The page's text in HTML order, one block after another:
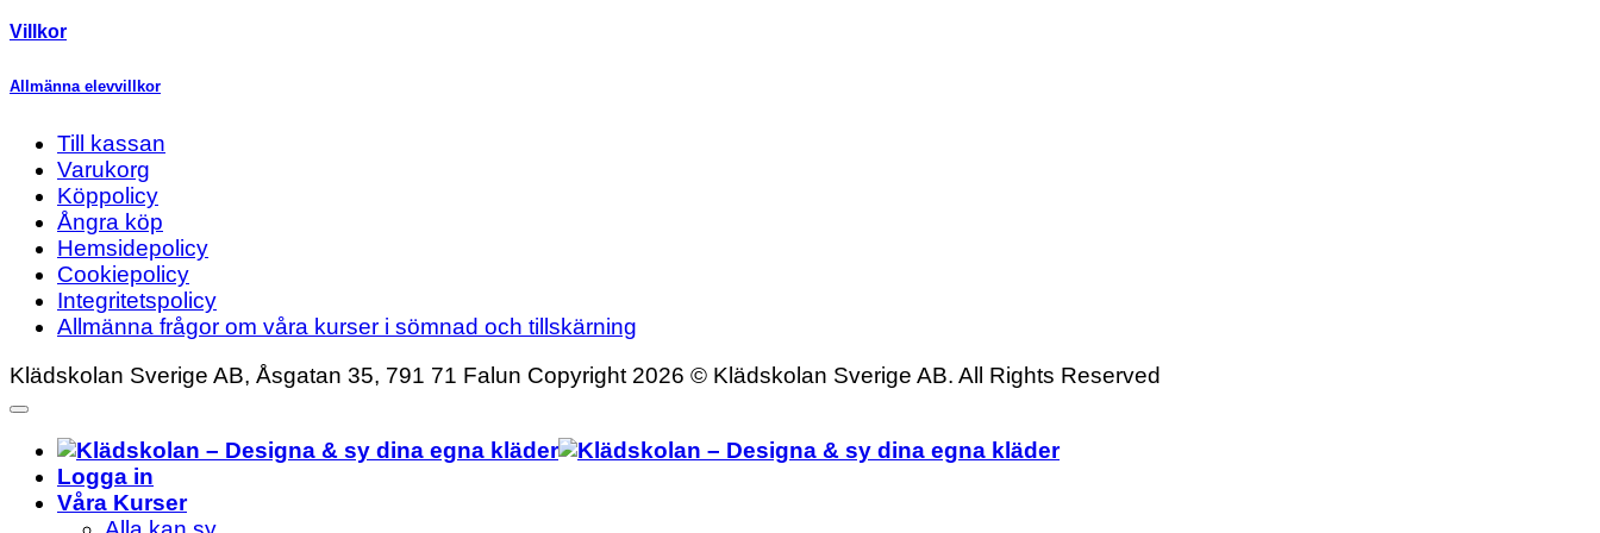
Villkor
Allmänna elevvillkor
Till kassan
Varukorg
Köppolicy
Ångra köp
Hemsidepolicy
Cookiepolicy
Integritetspolicy
Allmänna frågor om våra kurser i sömnad och tillskärning
Klädskolan Sverige AB, Åsgatan 35, 791 71 Falun Copyright 2026 © Klädskolan Sverige AB. All Rights Reserved
Logga in
Våra Kurser